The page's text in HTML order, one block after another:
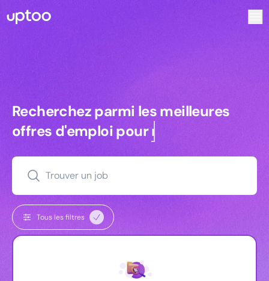
Recherchez parmi les meilleures
Recherchez parmi les meilleures
offres d'emploi pourmanagers
Trouver un job
Tous les filtres